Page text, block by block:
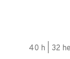
40 h | 32